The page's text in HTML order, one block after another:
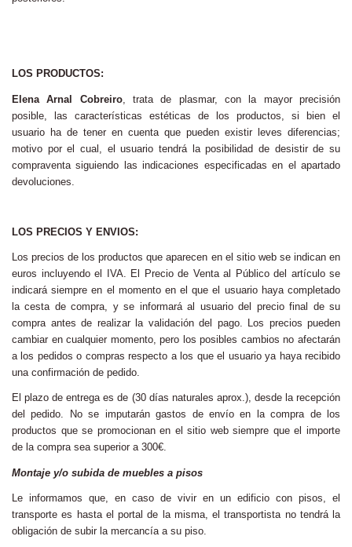
LOS PRODUCTOS:
Elena Arnal Cobreiro, trata de plasmar, con la mayor precisión
posible, las características estéticas de los productos, si bien el
usuario ha de tener en cuenta que pueden existir leves diferencias;
motivo por el cual, el usuario tendrá la posibilidad de desistir de su
compraventa siguiendo las indicaciones especificadas en el apartado
devoluciones.
LOS PRECIOS Y ENVIOS:
Los precios de los productos que aparecen en el sitio web se indican en
euros incluyendo el IVA. El Precio de Venta al Público del artículo se
indicará siempre en el momento en el que el usuario haya completado
la cesta de compra, y se informará al usuario del precio final de su
compra antes de realizar la validación del pago. Los precios pueden
cambiar en cualquier momento, pero los posibles cambios no afectarán
a los pedidos o compras respecto a los que el usuario ya haya recibido
una confirmación de pedido.
El plazo de entrega es de (30 días naturales aprox.), desde la recepción
del pedido. No se imputarán gastos de envío en la compra de los
productos que se promocionan en el sitio web siempre que el importe
de la compra sea superior a 300€.
Montaje y/o subida de muebles a pisos
Le informamos que, en caso de vivir en un edificio con pisos, el
transporte es hasta el portal de la misma, el transportista no tendrá la
obligación de subir la mercancía a su piso.